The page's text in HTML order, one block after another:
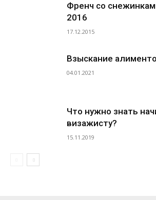
Френч со
2016
17.12.2015
Взыскание
04.01.2021
Что нужно знать
визажисту?
15.11.2019